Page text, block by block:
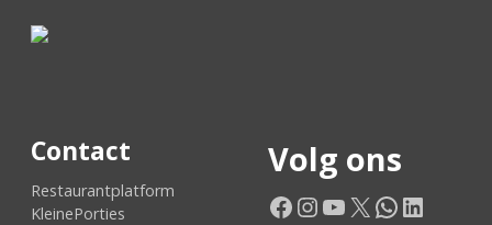
Contact
Restaurantplatform
KleinePorties
Volg ons
Facebook InstagramYouTube X WhatsApp LinkedIn